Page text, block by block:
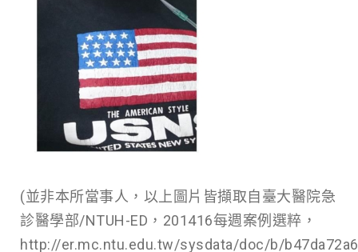
(並非本所當事人，以上圖片皆擷取自臺大醫院急
診醫學部/NTUH-ED，201416每週案例選粹，
http://er.mc.ntu.edu.tw/sysdata/doc/b/